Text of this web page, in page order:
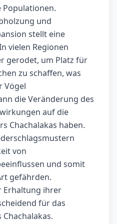
und
stellt eine
vielen Regionen
gerodet, um Platz für
zu schaffen, was
Vögel
die Veränderung des
auf die
Chachalakas haben.
von
und somit
gefährden.
Erhaltung ihrer
für das